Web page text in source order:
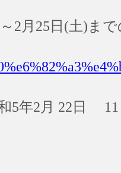
2月25日(土)ま
5年2月 22日 11